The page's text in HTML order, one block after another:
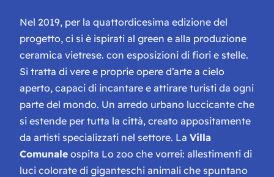
Nel 2019, per la quattordicesima edizione del
progetto, ci si è ispirati al green e alla produzione
ceramica vietrese. con esposizioni di fiori e stelle.
Si tratta di vere e proprie opere d’arte a cielo
aperto, capaci di incantare e attirare turisti da ogni
parte del mondo. Un arredo urbano luccicante che
si estende per tutta la città, creato appositamente
da artisti specializzati nel settore. La Villa
Comunale ospita Lo zoo che vorrei: allestimenti di
luci colorate di giganteschi animali che spuntano